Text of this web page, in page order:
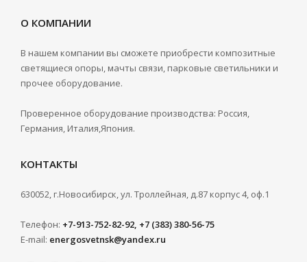
О КОМПАНИИ
В нашем компании вы сможете приобрести композитные
светящиеся опоры, мачты связи, парковые светильники и
прочее оборудование.
Проверенное оборудование производства: Россия,
Германия, Италия,Япония.
КОНТАКТЫ
630052, г.Новосибирск, ул. Троллейная, д.87 корпус 4, оф.1
Телефон: +7-913-752-82-92, +7 (383) 380-56-75
E-mail: energosvetnsk@yandex.ru